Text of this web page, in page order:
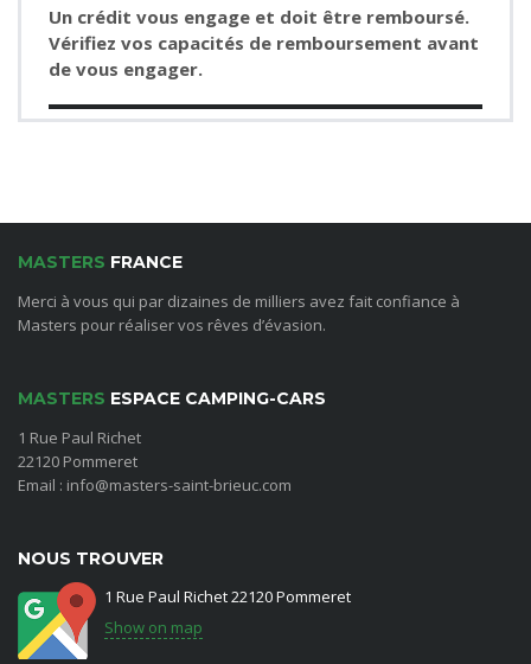
Un crédit vous engage et doit être remboursé.
Vérifiez vos capacités de remboursement avant
de vous engager.
MASTERS FRANCE
Merci à vous qui par dizaines de milliers avez fait confiance à
Masters pour réaliser vos rêves d’évasion.
MASTERS ESPACE CAMPING-CARS
1 Rue Paul Richet
22120 Pommeret
Email : info@masters-saint-brieuc.com
NOUS TROUVER
1 Rue Paul Richet 22120 Pommeret
Show on map